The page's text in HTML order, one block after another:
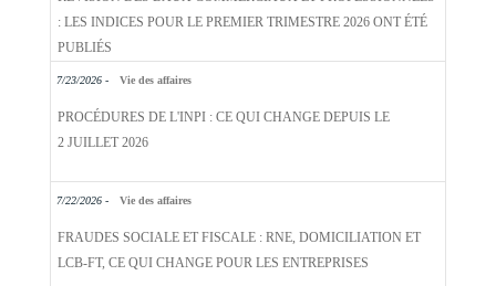
: LES INDICES POUR LE PREMIER TRIMESTRE 2026 ONT ÉTÉ
PUBLIÉS
7/23/2026 - Vie des affaires
PROCÉDURES DE L'INPI : CE QUI CHANGE DEPUIS LE
2 JUILLET 2026
7/22/2026 - Vie des affaires
FRAUDES SOCIALE ET FISCALE : RNE, DOMICILIATION ET
LCB-FT, CE QUI CHANGE POUR LES ENTREPRISES